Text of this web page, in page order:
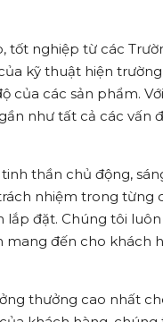
tốt nghiệp từ các
kỹ thuật hiện
của các sản phẩm.
như tất cả các vấn
thần chủ động,
nhiệm trong từng
lắp đặt. Chúng tôi
mang đến cho khách
thưởng cao nhất